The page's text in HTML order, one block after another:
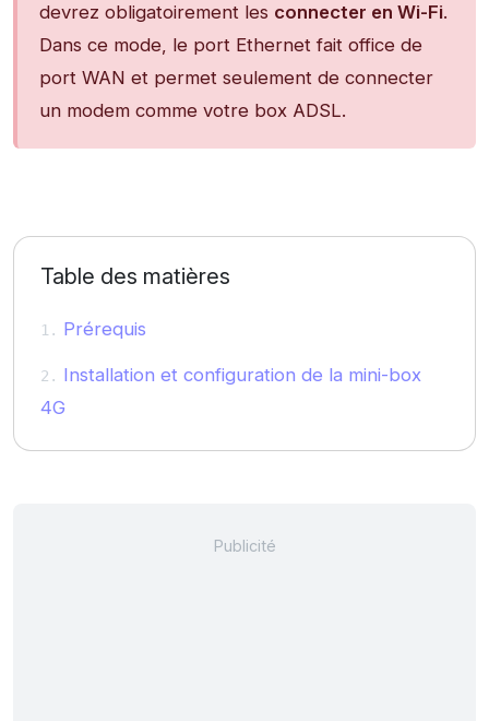
devrez obligatoirement les connecter en Wi-Fi.
Dans ce mode, le port Ethernet fait office de
port WAN et permet seulement de connecter
un modem comme votre box ADSL.
Table des matières
Prérequis
Installation et configuration de la mini-box
4G